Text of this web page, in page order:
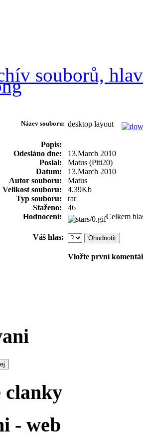
souborů,
Název souboru: desktop layout
Popis:
Odesláno dne:
13.March 2010
Poslal:
Matus (Piti20)
Datum:
13.March 2010
Autor souboru:
Matus
Velikost souboru:
4.39Kb
Typ souboru:
rar
Staženo:
46
Hodnocení:
Celkem
Váš hlas:
Vložte první
clanky
- web